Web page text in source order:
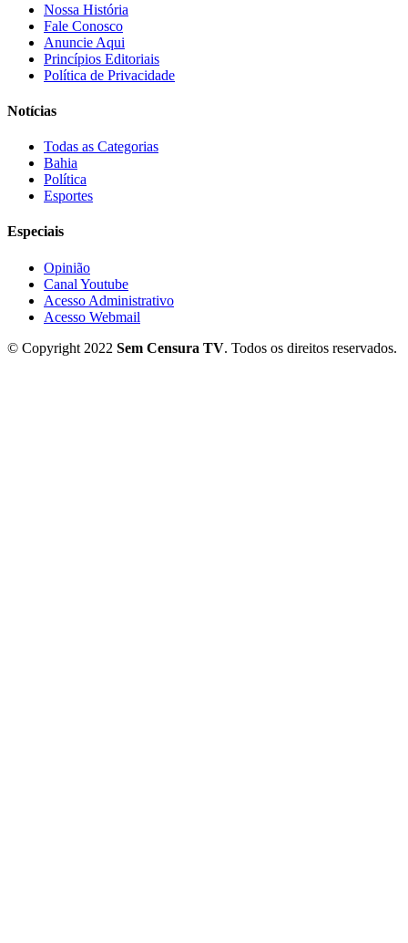
Nossa História
Fale Conosco
Anuncie Aqui
Princípios Editoriais
Política de Privacidade
Notícias
Todas as Categorias
Bahia
Política
Esportes
Especiais
Opinião
Canal Youtube
Acesso Administrativo
Acesso Webmail
© Copyright 2022 Sem Censura TV. Todos os direitos reservados.